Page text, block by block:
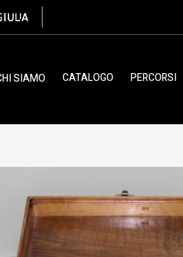
& C.
SIAMO CATALOGO PERCORSI